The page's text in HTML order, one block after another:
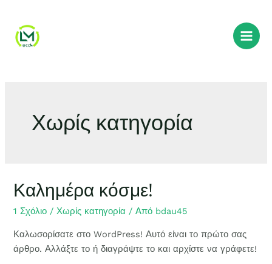
Χωρίς κατηγορία
Καλημέρα κόσμε!
1 Σχόλιο /Χωρίς κατηγορία / Από bdau45
Καλωσορίσατε στο WordPress! Αυτό είναι το πρώτο σας
άρθρο. Αλλάξτε το ή διαγράψτε το και αρχίστε να γράφετε!